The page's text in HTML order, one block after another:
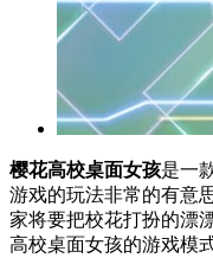
樱花高校桌面女孩是一
游戏的玩法非常的有意
家将要把校花打扮的漂
高校桌面女孩的游戏模